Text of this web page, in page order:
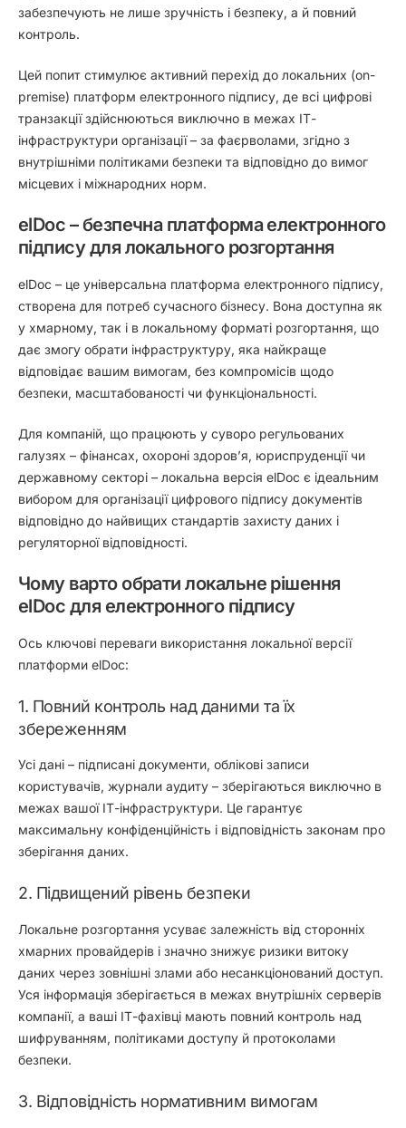
забезпечують не лише зручність і безпеку, а й повний
контроль.
Цей попит стимулює активний перехід до локальних (on-
premise) платформ електронного підпису, де всі цифрові
транзакції здійснюються виключно в межах ІТ-
інфраструктури організації – за фаєрволами, згідно з
внутрішніми політиками безпеки та відповідно до вимог
місцевих і міжнародних норм.
elDoc – безпечна платформа електронного
підпису для локального розгортання
elDoc – це універсальна платформа електронного підпису,
створена для потреб сучасного бізнесу. Вона доступна як
у хмарному, так і в локальному форматі розгортання, що
дає змогу обрати інфраструктуру, яка найкраще
відповідає вашим вимогам, без компромісів щодо
безпеки, масштабованості чи функціональності.
Для компаній, що працюють у суворо регульованих
галузях – фінансах, охороні здоров’я, юриспруденції чи
державному секторі – локальна версія elDoc є ідеальним
вибором для організації цифрового підпису документів
відповідно до найвищих стандартів захисту даних і
регуляторної відповідності.
Чому варто обрати локальне рішення
elDoc для електронного підпису
Ось ключові переваги використання локальної версії
платформи elDoc:
1. Повний контроль над даними та їх
збереженням
Усі дані – підписані документи, облікові записи
користувачів, журнали аудиту – зберігаються виключно в
межах вашої ІТ-інфраструктури. Це гарантує
максимальну конфіденційність і відповідність законам про
зберігання даних.
2. Підвищений рівень безпеки
Локальне розгортання усуває залежність від сторонніх
хмарних провайдерів і значно знижує ризики витоку
даних через зовнішні злами або несанкціонований доступ.
Уся інформація зберігається в межах внутрішніх серверів
компанії, а ваші ІТ-фахівці мають повний контроль над
шифруванням, політиками доступу й протоколами
безпеки.
3. Відповідність нормативним вимогам